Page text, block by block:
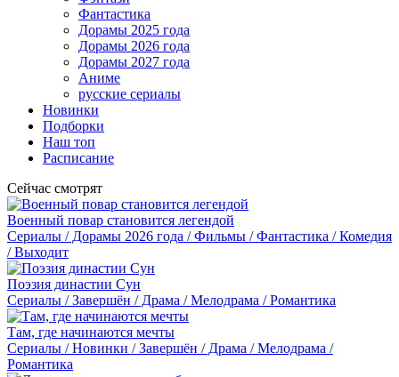
Фантастика
Дорамы 2025 года
Дорамы 2026 года
Дорамы 2027 года
Аниме
русские сериалы
Новинки
Подборки
Наш топ
Расписание
Сейчас смотрят
Военный повар становится легендой
Сериалы / Дорамы 2026 года / Фильмы / Фантастика / Комедия
/ Выходит
Поэзия династии Сун
Сериалы / Завершён / Драма / Мелодрама / Романтика
Там, где начинаются мечты
Сериалы / Новинки / Завершён / Драма / Мелодрама /
Романтика